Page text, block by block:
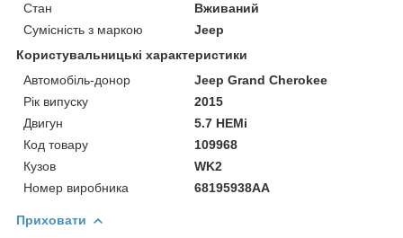
Стан
Вживаний
Сумісність з маркою
Jeep
Користувальницькі характеристики
Автомобіль-донор
Jeep Grand Cherokee
Рік випуску
2015
Двигун
5.7 HEMi
Код товару
109968
Кузов
WK2
Номер виробника
68195938AA
Приховати